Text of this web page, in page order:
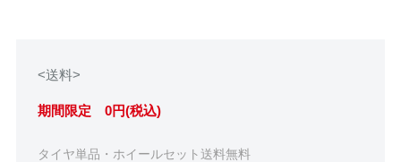
<送料>
期間限定 0円(税込)
タイヤ単品・ホイールセット送料無料